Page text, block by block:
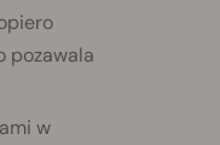
pozawala
w